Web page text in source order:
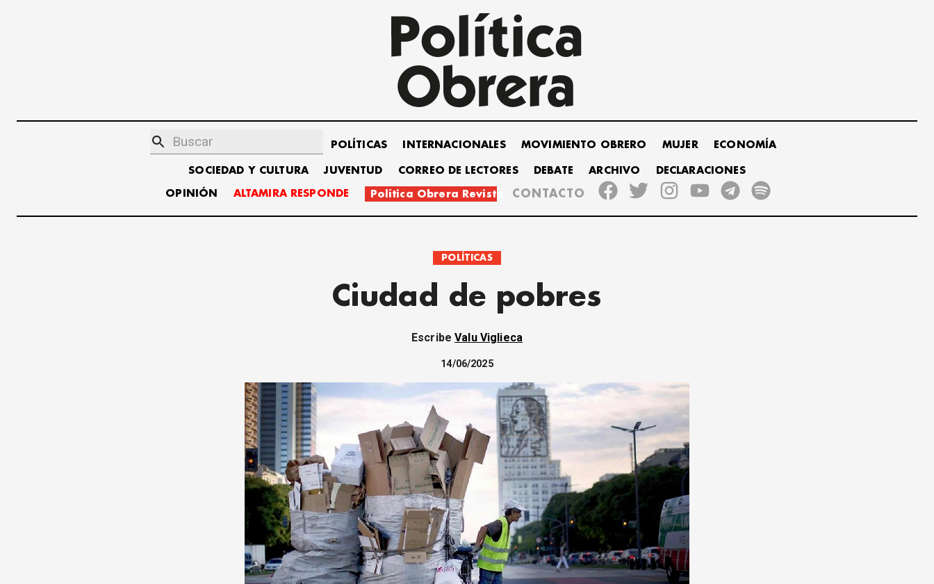
POLÍTICAS INTERNACIONALES MOVIMIENTO OBRERO MUJER ECONOMÍA
SOCIEDAD Y CULTURA JUVENTUD CORREO DE LECTORES DEBATE ARCHIVO DECLARACIONES
OPINIÓN ALTAMIRA RESPONDE Política Obrera Revista CONTACTO
POLÍTICAS
Ciudad de pobres
EscribeValu Viglieca
14/06/2025